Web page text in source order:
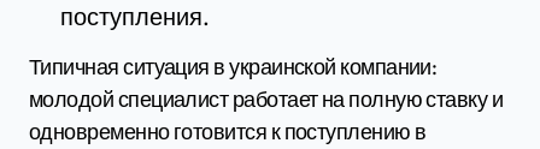
поступления.
Типичная ситуация в украинской компании:
молодой специалист работает на полную ставку и
одновременно готовится к поступлению в